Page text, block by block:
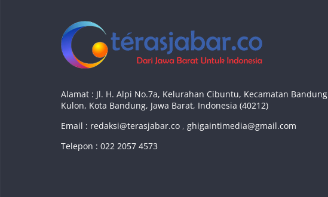
Alamat : Jl. H. Alpi No.7a, Kelurahan Cibuntu, Kecamatan Bandung
Kulon, Kota Bandung, Jawa Barat, Indonesia (40212)
Email : redaksi@terasjabar.co , ghigaintimedia@gmail.com
Telepon : 022 2057 4573